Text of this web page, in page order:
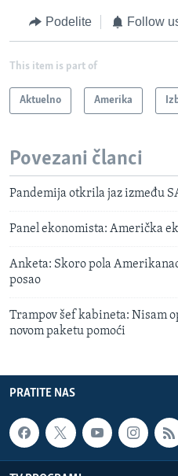
Podelite Follow
This item is part of
Aktuelno Amerika
Povezani članci
Pandemija otkrila jaz između
Panel ekonomista: Američka
Anketa: Skoro pola
posao
Trampov šef kabineta: Nisam
novom paketu pomoći
PRATITE NAS